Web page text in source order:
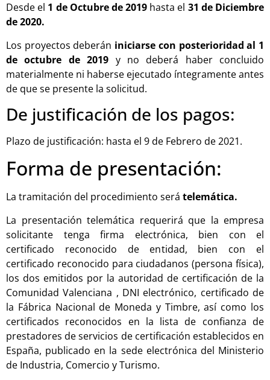
Desde el 1 de Octubre de 2019 hasta el 31 de Diciembre
de 2020.
Los proyectos deberán iniciarse con posterioridad al 1
de octubre de 2019 y no deberá haber concluido
materialmente ni haberse ejecutado íntegramente antes
de que se presente la solicitud.
De justificación de los pagos:
Plazo de justificación: hasta el 9 de Febrero de 2021.
Forma de presentación:
La tramitación del procedimiento será telemática.
La presentación telemática requerirá que la empresa
solicitante tenga firma electrónica, bien con el
certificado reconocido de entidad, bien con el
certificado reconocido para ciudadanos (persona física),
los dos emitidos por la autoridad de certificación de la
Comunidad Valenciana , DNI electrónico, certificado de
la Fábrica Nacional de Moneda y Timbre, así como los
certificados reconocidos en la lista de confianza de
prestadores de servicios de certificación establecidos en
España, publicado en la sede electrónica del Ministerio
de Industria, Comercio y Turismo.